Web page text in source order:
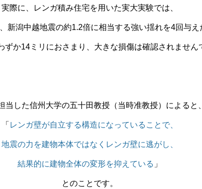
実際に、レンガ積み住宅を用いた実大実験では、
新潟中越地震の約1.2倍に相当する強い揺れを4回与
ずか14ミリにおさまり、大きな損傷は確認されません
当した信州大学の五十田教授（当時准教授）によると
「 レンガ壁が自立する構造になっていることで、
地震の力を建物本体ではなくレンガ壁に逃がし、
結果的に建物全体の変形を抑えている 」
とのことです。